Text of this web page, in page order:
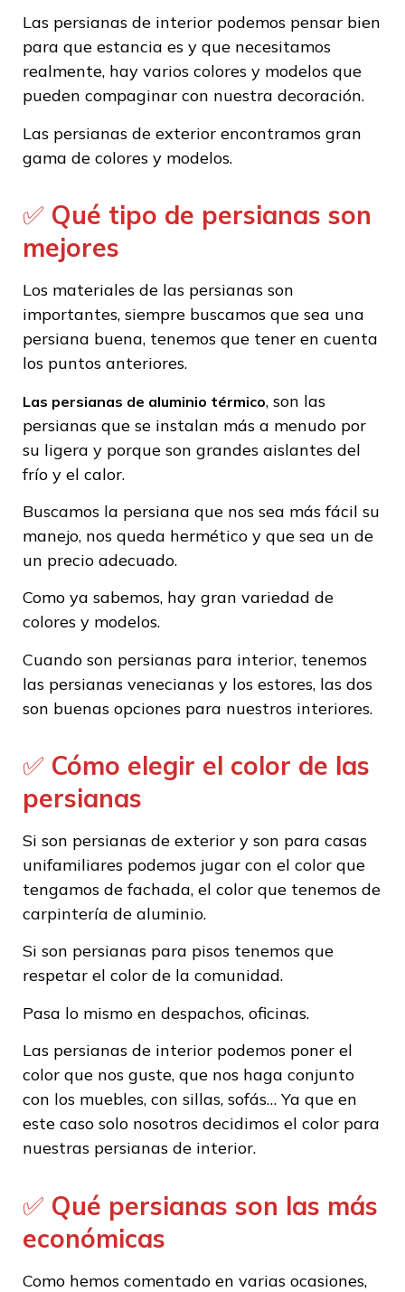
Las persianas de interior podemos pensar bien
para que estancia es y que necesitamos
realmente, hay varios colores y modelos que
pueden compaginar con nuestra decoración.
Las persianas de exterior encontramos gran
gama de colores y modelos.
✅ Qué tipo de persianas son
mejores
Los materiales de las persianas son
importantes, siempre buscamos que sea una
persiana buena, tenemos que tener en cuenta
los puntos anteriores.
Las persianas de aluminio térmico, son las
persianas que se instalan más a menudo por
su ligera y porque son grandes aislantes del
frío y el calor.
Buscamos la persiana que nos sea más fácil su
manejo, nos queda hermético y que sea un de
un precio adecuado.
Como ya sabemos, hay gran variedad de
colores y modelos.
Cuando son persianas para interior, tenemos
las persianas venecianas y los estores, las dos
son buenas opciones para nuestros interiores.
✅ Cómo elegir el color de las
persianas
Si son persianas de exterior y son para casas
unifamiliares podemos jugar con el color que
tengamos de fachada, el color que tenemos de
carpintería de aluminio.
Si son persianas para pisos tenemos que
respetar el color de la comunidad.
Pasa lo mismo en despachos, oficinas.
Las persianas de interior podemos poner el
color que nos guste, que nos haga conjunto
con los muebles, con sillas, sofás… Ya que en
este caso solo nosotros decidimos el color para
nuestras persianas de interior.
✅ Qué persianas son las más
económicas
Como hemos comentado en varias ocasiones,